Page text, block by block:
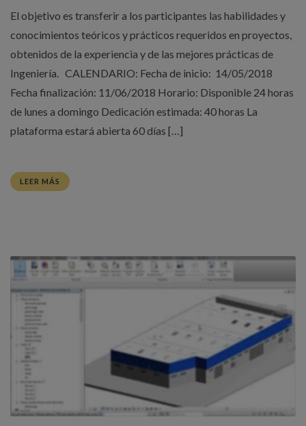
El objetivo es transferir a los participantes las habilidades y
conocimientos teóricos y prácticos requeridos en proyectos,
obtenidos de la experiencia y de las mejores prácticas de
Ingeniería. CALENDARIO: Fecha de inicio: 14/05/2018
Fecha finalización: 11/06/2018 Horario: Disponible 24 horas
de lunes a domingo Dedicación estimada: 40 horas La
plataforma estará abierta 60 días […]
LEER MÁS